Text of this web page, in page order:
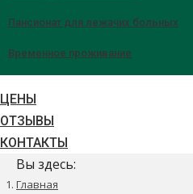
Пансионат для лежачих больных
Временное проживание
ЦЕНЫ
ОТЗЫВЫ
КОНТАКТЫ
Вы здесь:
Главная